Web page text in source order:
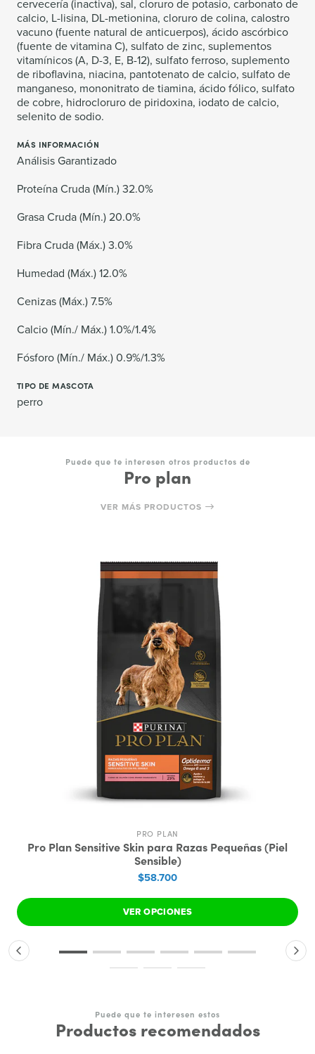
cervecería (inactiva), sal, cloruro de potasio, carbonato de
calcio, L-lisina, DL-metionina, cloruro de colina, calostro
vacuno (fuente natural de anticuerpos), ácido ascórbico
(fuente de vitamina C), sulfato de zinc, suplementos
vitamínicos (A, D-3, E, B-12), sulfato ferroso, suplemento
de riboflavina, niacina, pantotenato de calcio, sulfato de
manganeso, mononitrato de tiamina, ácido fólico, sulfato
de cobre, hidrocloruro de piridoxina, iodato de calcio,
selenito de sodio.
MÁS INFORMACIÓN
Análisis Garantizado
Proteína Cruda (Mín.) 32.0%
Grasa Cruda (Mín.) 20.0%
Fibra Cruda (Máx.) 3.0%
Humedad (Máx.) 12.0%
Cenizas (Máx.) 7.5%
Calcio (Mín./ Máx.) 1.0%/1.4%
Fósforo (Mín./ Máx.) 0.9%/1.3%
TIPO DE MASCOTA
perro
Puede que te interesen otros productos de
Pro plan
VER MÁS PRODUCTOS
PRO PLAN
Pro Plan Sensitive Skin para Razas Pequeñas (Piel
Sensible)
$58.700
VER OPCIONES
Puede que te interesen estos
Productos recomendados